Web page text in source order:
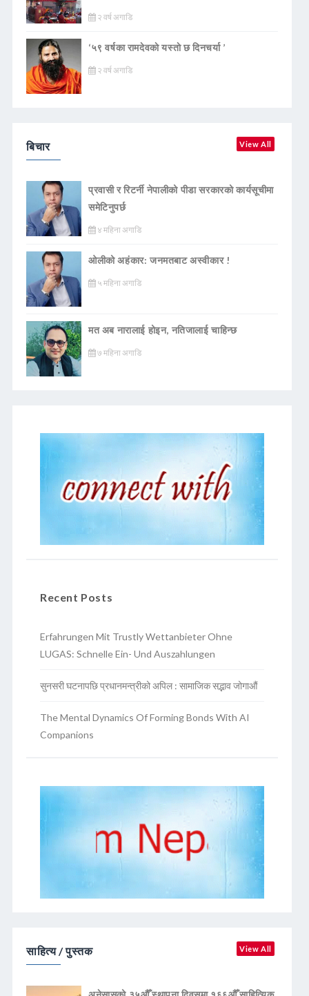
२ वर्ष अगाडि
‘५९ वर्षका रामदेवकाे यस्ताे छ दिनचर्या ’
२ वर्ष अगाडि
बिचार View All
प्रवासी र रिटर्नी नेपालीको पीडा सरकारको कार्यसूचीमा
समेटिनुपर्छ
४ महिना अगाडि
ओलीको अहंकार: जनमतबाट अस्वीकार !
५ महिना अगाडि
मत अब नारालाई होइन, नतिजालाई चाहिन्छ
७ महिना अगाडि
Recent Posts
Erfahrungen Mit Trustly Wettanbieter Ohne
LUGAS: Schnelle Ein- Und Auszahlungen
सुनसरी घटनापछि प्रधानमन्त्रीको अपिल : सामाजिक सद्भाव जोगाऔं
The Mental Dynamics Of Forming Bonds With AI
Companions
साहित्य / पुस्तक View All